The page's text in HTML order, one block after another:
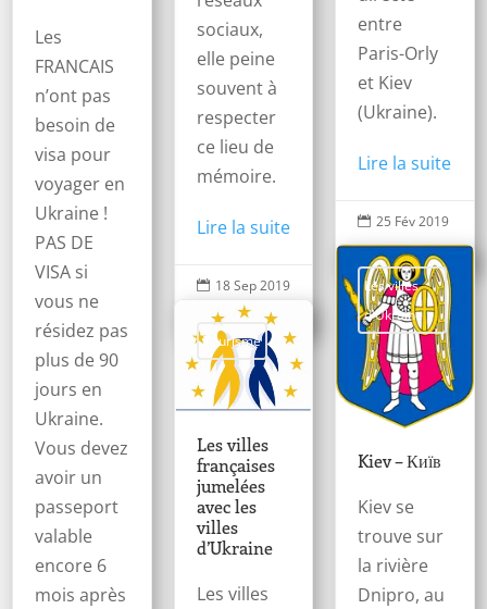
sociaux,
elle peine
souvent à
respecter
ce lieu de
mémoire.
Lire la suite
 18 Sep 2019
|  0
entre
Paris-Orly
et Kiev
(Ukraine).
Lire la suite
 25 Fév 2019
|  0
Les
FRANCAIS
n’ont pas
besoin de
visa pour
voyager en
Ukraine !
PAS DE
VISA si
vous ne
résidez pas
plus de 90
jours en
Ukraine.
Vous devez
avoir un
passeport
valable
encore 6
mois après
Les villes
d'Ukraine
Kiev – Київ
Kiev se
trouve sur
la rivière
Dnipro, au
Tourisme
Les villes
françaises
jumelées
avec les
villes
d’Ukraine
Les villes